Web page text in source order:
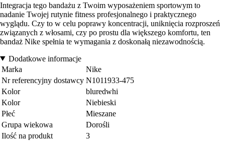
Integracja tego bandażu z Twoim wyposażeniem sportowym to
nadanie Twojej rutynie fitness profesjonalnego i praktycznego
wyglądu. Czy to w celu poprawy koncentracji, uniknięcia rozproszeń
związanych z włosami, czy po prostu dla większego komfortu, ten
bandaż Nike spełnia te wymagania z doskonałą niezawodnością.
Dodatkowe informacje
Marka
Nike
Nr referencyjny dostawcy N1011933-475
Kolor
bluredwhi
Kolor
Niebieski
Płeć
Mieszane
Grupa wiekowa
Dorośli
Ilość na produkt
3